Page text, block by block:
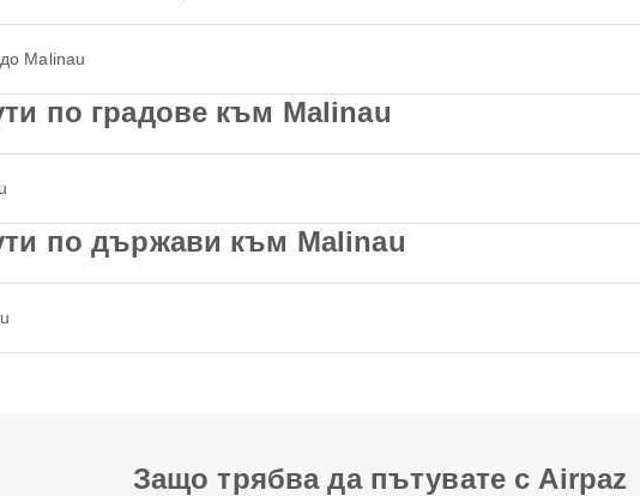
Malinau
по градове към Malinau
по държави към Malinau
Защо трябва да пътувате с Airpaz